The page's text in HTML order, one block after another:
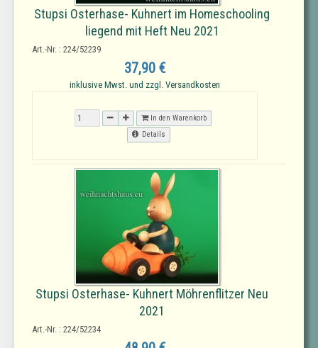
Stupsi Osterhase- Kuhnert im Homeschooling
liegend mit Heft Neu 2021
Art.-Nr. : 224/52239
37,90 €
inklusive Mwst. und zzgl. Versandkosten
In den Warenkorb
Details
Stupsi Osterhase- Kuhnert Möhrenflitzer Neu
2021
Art.-Nr. : 224/52234